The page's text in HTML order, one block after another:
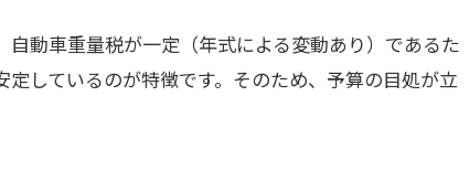
動車重量税が一定（年式による変動あり）であるた
しているのが特徴です。そのため、予算の目処が立